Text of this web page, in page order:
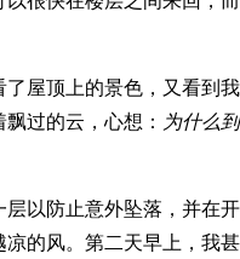
屋顶上的景色，又看到
过的云，心想： 为什么
以防止意外坠落，并在
的风。第二天早上，我